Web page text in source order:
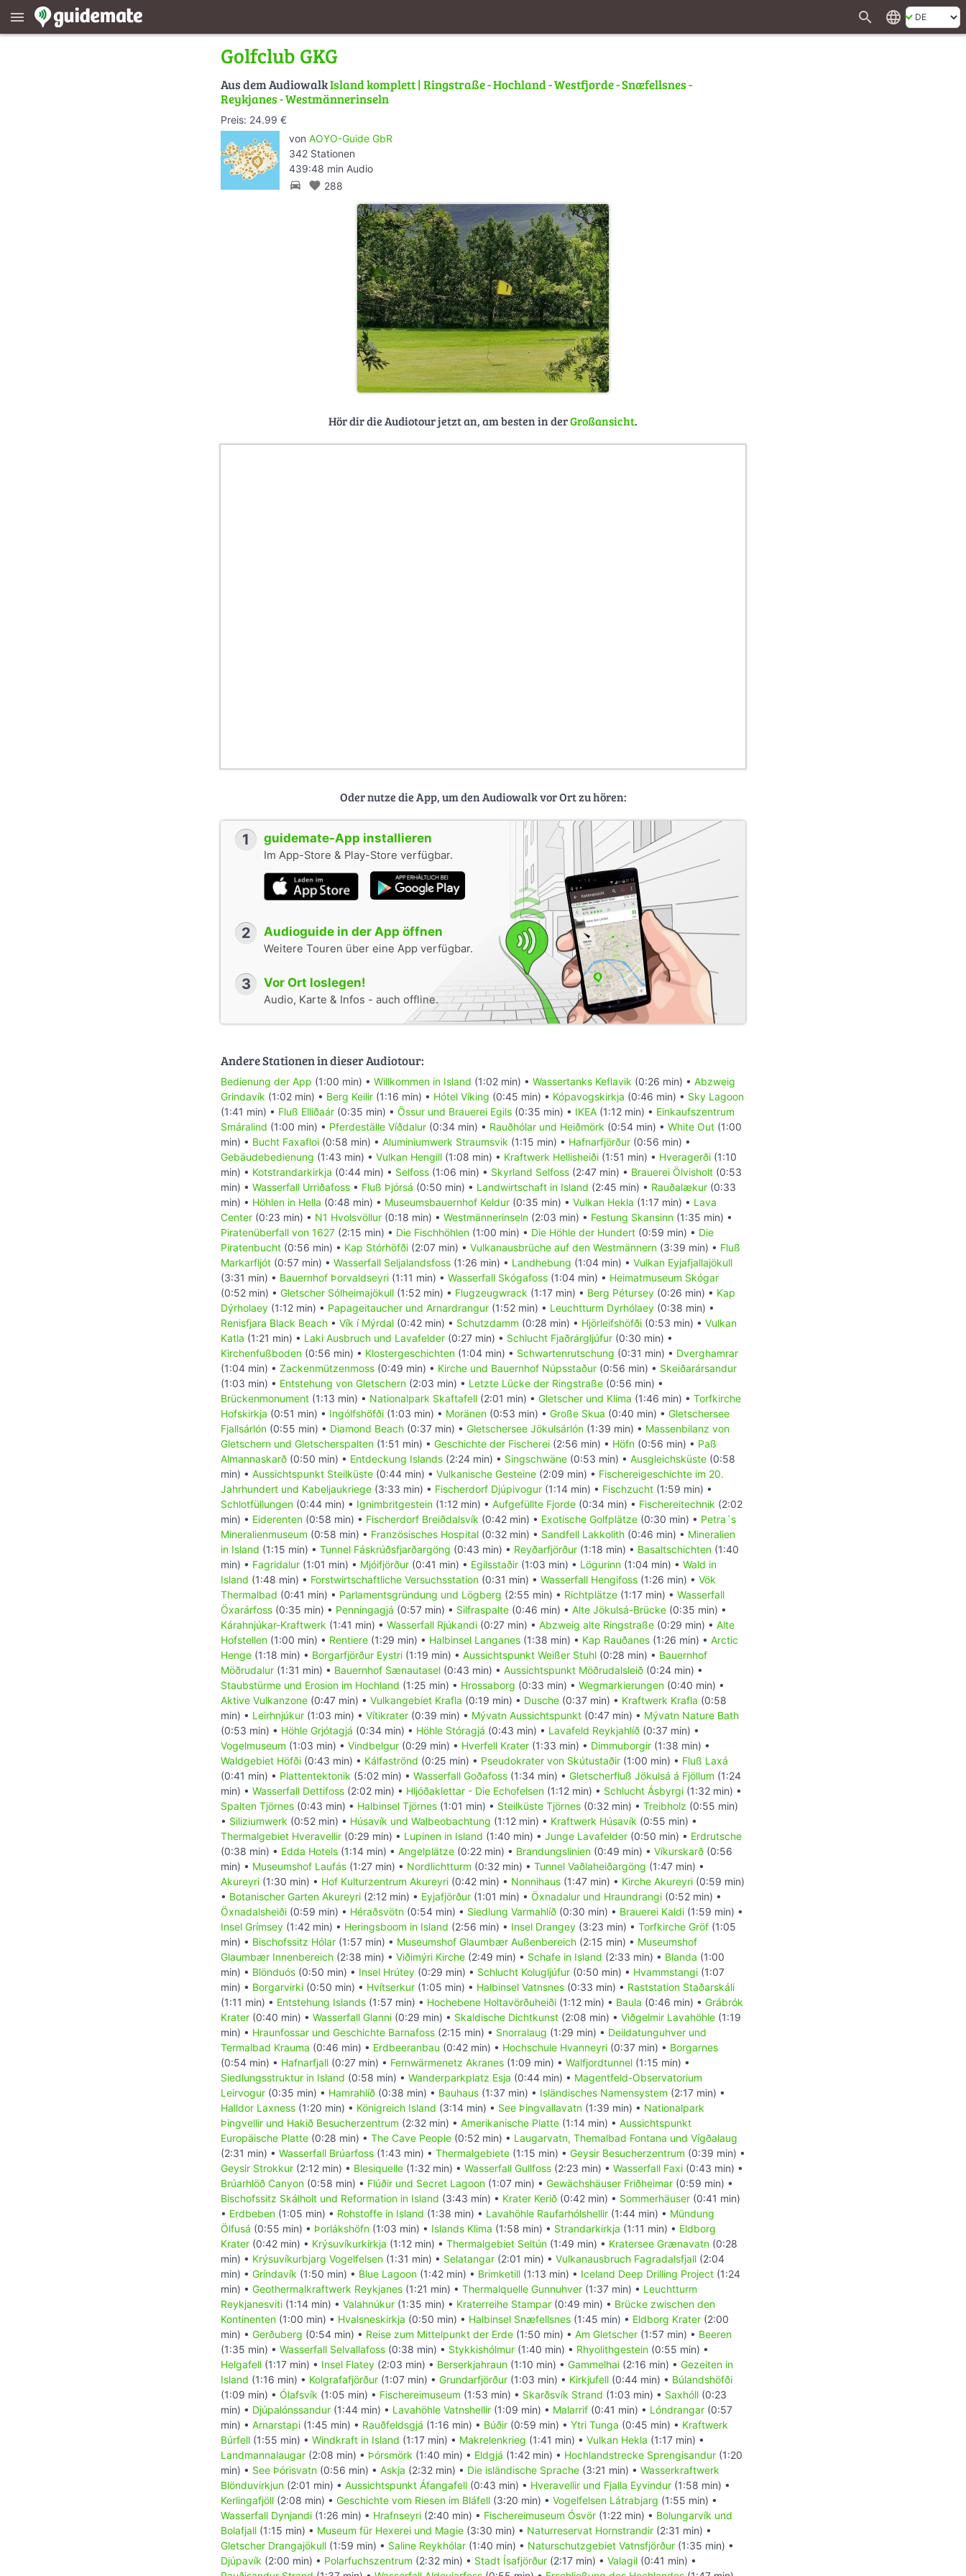
menu search language
Golfclub GKG
Aus dem AudiowalkIsland komplett | Ringstraße - Hochland - Westfjorde - Snæfellsnes -
Reykjanes - Westmännerinseln
Preis: 24.99 €
von AOYO-Guide GbR
342 Stationen
439:48 min Audio
directions_car favorite 288
Hör dir die Audiotour jetzt an, am besten in derGroßansicht.
Oder nutze die App, um den Audiowalk vor Ort zu hören:
1 guidemate-App installieren
Im App-Store & Play-Store verfügbar.
2 Audioguide in der App öffnen
Weitere Touren über eine App verfügbar.
3 Vor Ort loslegen!
Audio, Karte & Infos - auch offline.
Andere Stationen in dieser Audiotour:
Bedienung der App (1:00 min) • Willkommen in Island (1:02 min) • Wassertanks Keflavik (0:26 min) • Abzweig
Grindavík (1:02 min) • Berg Keilir (1:16 min) • Hótel Víking (0:45 min) • Kópavogskirkja (0:46 min) • Sky Lagoon
(1:41 min) • Fluß Elliðaár (0:35 min) • Össur und Brauerei Egils (0:35 min) • IKEA (1:12 min) • Einkaufszentrum
Smáralind (1:00 min) • Pferdeställe Víðdalur (0:34 min) • Rauðhólar und Heiðmörk (0:54 min) • White Out (1:00
min) • Bucht Faxafloi (0:58 min) • Aluminiumwerk Straumsvik (1:15 min) • Hafnarfjörður (0:56 min) •
Gebäudebedienung (1:43 min) • Vulkan Hengill (1:08 min) • Kraftwerk Hellisheiði (1:51 min) • Hveragerði (1:10
min) • Kotstrandarkirkja (0:44 min) • Selfoss (1:06 min) • Skyrland Selfoss (2:47 min) • Brauerei Ölvisholt (0:53
min) • Wasserfall Urriðafoss • Fluß Þjórsá (0:50 min) • Landwirtschaft in Island (2:45 min) • Rauðalækur (0:33
min) • Höhlen in Hella (0:48 min) • Museumsbauernhof Keldur (0:35 min) • Vulkan Hekla (1:17 min) • Lava
Center (0:23 min) • N1 Hvolsvöllur (0:18 min) • Westmännerinseln (2:03 min) • Festung Skansinn (1:35 min) •
Piratenüberfall von 1627 (2:15 min) • Die Fischhöhlen (1:00 min) • Die Höhle der Hundert (0:59 min) • Die
Piratenbucht (0:56 min) • Kap Stórhöfði (2:07 min) • Vulkanausbrüche auf den Westmännern (3:39 min) • Fluß
Markarfljót (0:57 min) • Wasserfall Seljalandsfoss (1:26 min) • Landhebung (1:04 min) • Vulkan Eyjafjallajökull
(3:31 min) • Bauernhof Þorvaldseyri (1:11 min) • Wasserfall Skógafoss (1:04 min) • Heimatmuseum Skógar
(0:52 min) • Gletscher Sólheimajökull (1:52 min) • Flugzeugwrack (1:17 min) • Berg Pétursey (0:26 min) • Kap
Dýrholaey (1:12 min) • Papageitaucher und Arnardrangur (1:52 min) • Leuchtturm Dyrhólaey (0:38 min) •
Renisfjara Black Beach • Vík í Mýrdal (0:42 min) • Schutzdamm (0:28 min) • Hjörleifshöfði (0:53 min) • Vulkan
Katla (1:21 min) • Laki Ausbruch und Lavafelder (0:27 min) • Schlucht Fjaðrárgljúfur (0:30 min) •
Kirchenfußboden (0:56 min) • Klostergeschichten (1:04 min) • Schwartenrutschung (0:31 min) • Dverghamrar
(1:04 min) • Zackenmützenmoss (0:49 min) • Kirche und Bauernhof Núpsstaður (0:56 min) • Skeiðarársandur
(1:03 min) • Entstehung von Gletschern (2:03 min) • Letzte Lücke der Ringstraße (0:56 min) •
Brückenmonument (1:13 min) • Nationalpark Skaftafell (2:01 min) • Gletscher und Klima (1:46 min) • Torfkirche
Hofskirkja (0:51 min) • Ingólfshöfði (1:03 min) • Moränen (0:53 min) • Große Skua (0:40 min) • Gletschersee
Fjallsárlón (0:55 min) • Diamond Beach (0:37 min) • Gletschersee Jökulsárlón (1:39 min) • Massenbilanz von
Gletschern und Gletscherspalten (1:51 min) • Geschichte der Fischerei (2:56 min) • Höfn (0:56 min) • Paß
Almannaskarð (0:50 min) • Entdeckung Islands (2:24 min) • Singschwäne (0:53 min) • Ausgleichsküste (0:58
min) • Aussichtspunkt Steilküste (0:44 min) • Vulkanische Gesteine (2:09 min) • Fischereigeschichte im 20.
Jahrhundert und Kabeljaukriege (3:33 min) • Fischerdorf Djúpivogur (1:14 min) • Fischzucht (1:59 min) •
Schlotfüllungen (0:44 min) • Ignimbritgestein (1:12 min) • Aufgefüllte Fjorde (0:34 min) • Fischereitechnik (2:02
min) • Eiderenten (0:58 min) • Fischerdorf Breiðdalsvík (0:42 min) • Exotische Golfplätze (0:30 min) • Petra´s
Mineralienmuseum (0:58 min) • Französisches Hospital (0:32 min) • Sandfell Lakkolith (0:46 min) • Mineralien
in Island (1:15 min) • Tunnel Fáskrúðsfjarðargöng (0:43 min) • Reyðarfjörður (1:18 min) • Basaltschichten (1:40
min) • Fagridalur (1:01 min) • Mjóifjörður (0:41 min) • Egilsstaðir (1:03 min) • Lögurinn (1:04 min) • Wald in
Island (1:48 min) • Forstwirtschaftliche Versuchsstation (0:31 min) • Wasserfall Hengifoss (1:26 min) • Vök
Thermalbad (0:41 min) • Parlamentsgründung und Lögberg (2:55 min) • Richtplätze (1:17 min) • Wasserfall
Öxarárfoss (0:35 min) • Penningagjá (0:57 min) • Silfraspalte (0:46 min) • Alte Jökulsá-Brücke (0:35 min) •
Kárahnjúkar-Kraftwerk (1:41 min) • Wasserfall Rjúkandi (0:27 min) • Abzweig alte Ringstraße (0:29 min) • Alte
Hofstellen (1:00 min) • Rentiere (1:29 min) • Halbinsel Langanes (1:38 min) • Kap Rauðanes (1:26 min) • Arctic
Henge (1:18 min) • Borgarfjörður Eystri (1:19 min) • Aussichtspunkt Weißer Stuhl (0:28 min) • Bauernhof
Möðrudalur (1:31 min) • Bauernhof Sænautasel (0:43 min) • Aussichtspunkt Möðrudalsleið (0:24 min) •
Staubstürme und Erosion im Hochland (1:25 min) • Hrossaborg (0:33 min) • Wegmarkierungen (0:40 min) •
Aktive Vulkanzone (0:47 min) • Vulkangebiet Krafla (0:19 min) • Dusche (0:37 min) • Kraftwerk Krafla (0:58
min) • Leirhnjúkur (1:03 min) • Vítikrater (0:39 min) • Mývatn Aussichtspunkt (0:47 min) • Mývatn Nature Bath
(0:53 min) • Höhle Grjótagjá (0:34 min) • Höhle Stóragjá (0:43 min) • Lavafeld Reykjahlíð (0:37 min) •
Vogelmuseum (1:03 min) • Vindbelgur (0:29 min) • Hverfell Krater (1:33 min) • Dimmuborgir (1:38 min) •
Waldgebiet Höfði (0:43 min) • Kálfaströnd (0:25 min) • Pseudokrater von Skútustaðir (1:00 min) • Fluß Laxá
(0:41 min) • Plattentektonik (5:02 min) • Wasserfall Goðafoss (1:34 min) • Gletscherfluß Jökulsá á Fjöllum (1:24
min) • Wasserfall Dettifoss (2:02 min) • Hljóðaklettar - Die Echofelsen (1:12 min) • Schlucht Ásbyrgi (1:32 min) •
Spalten Tjörnes (0:43 min) • Halbinsel Tjörnes (1:01 min) • Steilküste Tjörnes (0:32 min) • Treibholz (0:55 min)
• Siliziumwerk (0:52 min) • Húsavík und Walbeobachtung (1:12 min) • Kraftwerk Húsavík (0:55 min) •
Thermalgebiet Hveravellir (0:29 min) • Lupinen in Island (1:40 min) • Junge Lavafelder (0:50 min) • Erdrutsche
(0:38 min) • Edda Hotels (1:14 min) • Angelplätze (0:22 min) • Brandungslinien (0:49 min) • Víkurskarð (0:56
min) • Museumshof Laufás (1:27 min) • Nordlichtturm (0:32 min) • Tunnel Vaðlaheiðargöng (1:47 min) •
Akureyri (1:30 min) • Hof Kulturzentrum Akureyri (0:42 min) • Nonnihaus (1:47 min) • Kirche Akureyri (0:59 min)
• Botanischer Garten Akureyri (2:12 min) • Eyjafjörður (1:01 min) • Öxnadalur und Hraundrangi (0:52 min) •
Öxnadalsheiði (0:59 min) • Héraðsvötn (0:54 min) • Siedlung Varmahlíð (0:30 min) • Brauerei Kaldi (1:59 min) •
Insel Grímsey (1:42 min) • Heringsboom in Island (2:56 min) • Insel Drangey (3:23 min) • Torfkirche Gröf (1:05
min) • Bischofssitz Hólar (1:57 min) • Museumshof Glaumbær Außenbereich (2:15 min) • Museumshof
Glaumbær Innenbereich (2:38 min) • Viðimýri Kirche (2:49 min) • Schafe in Island (2:33 min) • Blanda (1:00
min) • Blönduós (0:50 min) • Insel Hrútey (0:29 min) • Schlucht Kolugljúfur (0:50 min) • Hvammstangi (1:07
min) • Borgarvirki (0:50 min) • Hvítserkur (1:05 min) • Halbinsel Vatnsnes (0:33 min) • Raststation Staðarskáli
(1:11 min) • Entstehung Islands (1:57 min) • Hochebene Holtavörðuheiði (1:12 min) • Baula (0:46 min) • Grábrók
Krater (0:40 min) • Wasserfall Glanni (0:29 min) • Skaldische Dichtkunst (2:08 min) • Viðgelmir Lavahöhle (1:19
min) • Hraunfossar und Geschichte Barnafoss (2:15 min) • Snorralaug (1:29 min) • Deildatunguhver und
Termalbad Krauma (0:46 min) • Erdbeeranbau (0:42 min) • Hochschule Hvanneyri (0:37 min) • Borgarnes
(0:54 min) • Hafnarfjall (0:27 min) • Fernwärmenetz Akranes (1:09 min) • Walfjordtunnel (1:15 min) •
Siedlungsstruktur in Island (0:58 min) • Wanderparkplatz Esja (0:44 min) • Magentfeld-Observatorium
Leirvogur (0:35 min) • Hamrahlíð (0:38 min) • Bauhaus (1:37 min) • Isländisches Namensystem (2:17 min) •
Halldor Laxness (1:20 min) • Königreich Island (3:14 min) • See Þingvallavatn (1:39 min) • Nationalpark
Þingvellir und Hakið Besucherzentrum (2:32 min) • Amerikanische Platte (1:14 min) • Aussichtspunkt
Europäische Platte (0:28 min) • The Cave People (0:52 min) • Laugarvatn, Themalbad Fontana und Vígðalaug
(2:31 min) • Wasserfall Brúarfoss (1:43 min) • Thermalgebiete (1:15 min) • Geysir Besucherzentrum (0:39 min) •
Geysir Strokkur (2:12 min) • Blesiquelle (1:32 min) • Wasserfall Gullfoss (2:23 min) • Wasserfall Faxi (0:43 min) •
Brúarhlöð Canyon (0:58 min) • Flúðir und Secret Lagoon (1:07 min) • Gewächshäuser Friðheimar (0:59 min) •
Bischofssitz Skálholt und Reformation in Island (3:43 min) • Krater Kerið (0:42 min) • Sommerhäuser (0:41 min)
• Erdbeben (1:05 min) • Rohstoffe in Island (1:38 min) • Lavahöhle Raufarhólshellir (1:44 min) • Mündung
Ölfusá (0:55 min) • Þorlákshöfn (1:03 min) • Islands Klima (1:58 min) • Strandarkirkja (1:11 min) • Eldborg
Krater (0:42 min) • Krýsuvíkurkirkja (1:12 min) • Thermalgebiet Seltún (1:49 min) • Kratersee Grænavatn (0:28
min) • Krýsuvíkurbjarg Vogelfelsen (1:31 min) • Selatangar (2:01 min) • Vulkanausbruch Fagradalsfjall (2:04
min) • Gríndavík (1:50 min) • Blue Lagoon (1:42 min) • Brimketill (1:13 min) • Iceland Deep Drilling Project (1:24
min) • Geothermalkraftwerk Reykjanes (1:21 min) • Thermalquelle Gunnuhver (1:37 min) • Leuchtturm
Reykjanesviti (1:14 min) • Valahnúkur (1:35 min) • Kraterreihe Stampar (0:49 min) • Brücke zwischen den
Kontinenten (1:00 min) • Hvalsneskirkja (0:50 min) • Halbinsel Snæfellsnes (1:45 min) • Eldborg Krater (2:00
min) • Gerðuberg (0:54 min) • Reise zum Mittelpunkt der Erde (1:50 min) • Am Gletscher (1:57 min) • Beeren
(1:35 min) • Wasserfall Selvallafoss (0:38 min) • Stykkishólmur (1:40 min) • Rhyolithgestein (0:55 min) •
Helgafell (1:17 min) • Insel Flatey (2:03 min) • Berserkjahraun (1:10 min) • Gammelhai (2:16 min) • Gezeiten in
Island (1:16 min) • Kolgrafafjörður (1:07 min) • Grundarfjörður (1:03 min) • Kirkjufell (0:44 min) • Búlandshöfði
(1:09 min) • Ólafsvík (1:05 min) • Fischereimuseum (1:53 min) • Skarðsvík Strand (1:03 min) • Saxhóll (0:23
min) • Djúpalónssandur (1:44 min) • Lavahöhle Vatnshellir (1:09 min) • Malarrif (0:41 min) • Lóndrangar (0:57
min) • Arnarstapi (1:45 min) • Rauðfeldsgjá (1:16 min) • Búðir (0:59 min) • Ytri Tunga (0:45 min) • Kraftwerk
Búrfell (1:55 min) • Windkraft in Island (1:17 min) • Makrelenkrieg (1:41 min) • Vulkan Hekla (1:17 min) •
Landmannalaugar (2:08 min) • Þórsmörk (1:40 min) • Eldgjá (1:42 min) • Hochlandstrecke Sprengisandur (1:20
min) • See Þórisvatn (0:56 min) • Askja (2:32 min) • Die isländische Sprache (3:21 min) • Wasserkraftwerk
Blönduvirkjun (2:01 min) • Aussichtspunkt Áfangafell (0:43 min) • Hveravellir und Fjalla Eyvindur (1:58 min) •
Kerlingafjöll (2:08 min) • Geschichte vom Riesen im Bláfell (3:20 min) • Vogelfelsen Látrabjarg (1:55 min) •
Wasserfall Dynjandi (1:26 min) • Hrafnseyri (2:40 min) • Fischereimuseum Ósvör (1:22 min) • Bolungarvík und
Bolafjall (1:15 min) • Museum für Hexerei und Magie (3:30 min) • Naturreservat Hornstrandir (2:31 min) •
Gletscher Drangajökull (1:59 min) • Saline Reykhólar (1:40 min) • Naturschutzgebiet Vatnsfjörður (1:35 min) •
Djúpavík (2:00 min) • Polarfuchszentrum (2:32 min) • Stadt Ísafjörður (2:17 min) • Valagil (0:41 min) •